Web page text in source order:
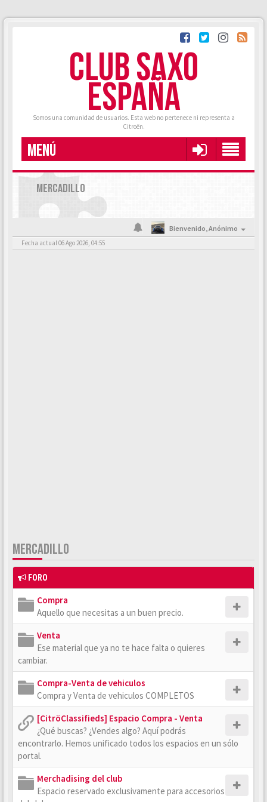
CLUB SAXO
ESPAÑA
Somos una comunidad de usuarios. Esta web no pertenece ni representa a
Citroën.
MENÚ
MERCADILLO
Bienvenido,Anónimo
Fecha actual 06 Ago 2026, 04:55
MERCADILLO
FORO
Compra
Aquello que necesitas a un buen precio.
Venta
Ese material que ya no te hace falta o quieres
cambiar.
Compra-Venta de vehiculos
Compra y Venta de vehiculos COMPLETOS
[CitröClassifieds] Espacio Compra - Venta
¿Qué buscas? ¿Vendes algo? Aquí podrás
encontrarlo. Hemos unificado todos los espacios en un sólo
portal.
Merchadising del club
Espacio reservado exclusivamente para accesorios